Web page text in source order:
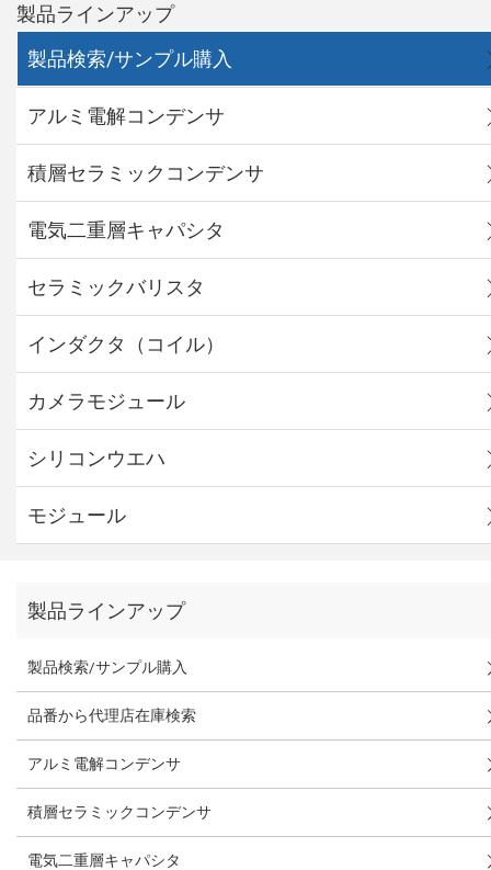
製品ラインアップ
製品検索/サンプル購入
アルミ電解コンデンサ
積層セラミックコンデンサ
電気二重層キャパシタ
セラミックバリスタ
インダクタ（コイル）
カメラモジュール
シリコンウエハ
モジュール
製品ラインアップ
製品検索/サンプル購入
品番から代理店在庫検索
アルミ電解コンデンサ
積層セラミックコンデンサ
電気二重層キャパシタ